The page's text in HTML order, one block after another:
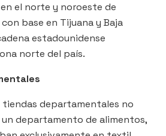
el norte y noroeste de
base en Tijuana y Baja
estadounidense
norte del país.
departamentales no
departamento de alimentos,